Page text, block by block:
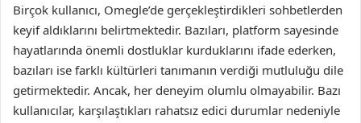
Birçok kullanıcı, Omegle’de gerçekleştirdikleri sohbetlerden
keyif aldıklarını belirtmektedir. Bazıları, platform sayesinde
hayatlarında önemli dostluklar kurduklarını ifade ederken,
bazıları ise farklı kültürleri tanımanın verdiği mutluluğu dile
getirmektedir. Ancak, her deneyim olumlu olmayabilir. Bazı
kullanıcılar, karşılaştıkları rahatsız edici durumlar nedeniyle